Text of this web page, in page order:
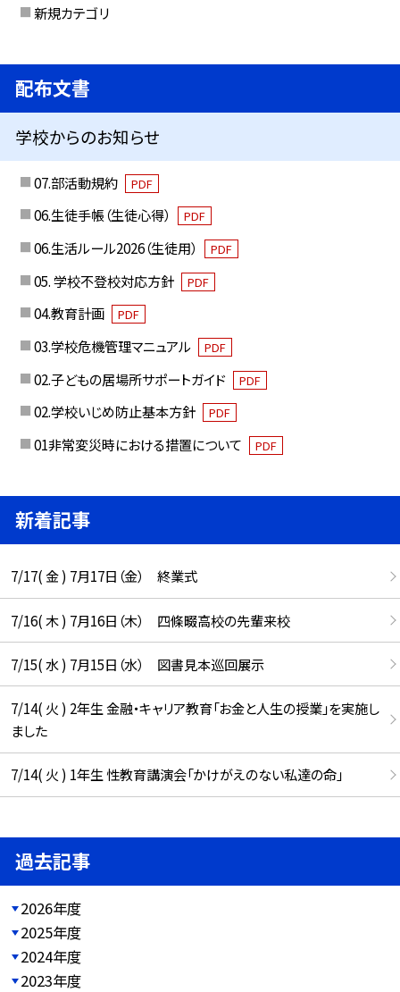
新規カテゴリ
配布文書
学校からのお知らせ
07.部活動規約 PDF
06.生徒手帳（生徒心得） PDF
06.生活ルール2026（生徒用） PDF
05. 学校不登校対応方針 PDF
04.教育計画 PDF
03.学校危機管理マニュアル PDF
02.子どもの居場所サポートガイド PDF
02.学校いじめ防止基本方針 PDF
01非常変災時における措置について PDF
新着記事
7/17( 金 ) 7月17日（金） 終業式
7/16( 木 ) 7月16日（木） 四條畷高校の先輩来校
7/15( 水 ) 7月15日（水） 図書見本巡回展示
7/14( 火 ) 2年生 金融・キャリア教育「お金と人生の授業」を実施し
ました
7/14( 火 ) 1年生 性教育講演会「かけがえのない私達の命」
過去記事
2026年度
2025年度
2024年度
2023年度